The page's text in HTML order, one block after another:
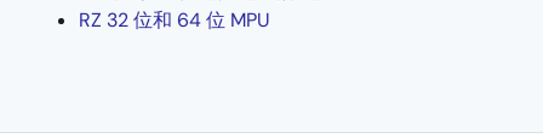
RZ 32 位和 64 位 MPU